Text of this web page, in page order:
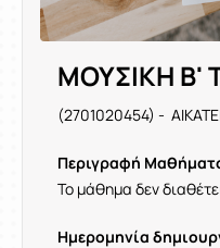
ΜΟΥΣΙΚΗ Β'
(2701020454) -
Περιγραφή
Το μάθημα δεν
Ημερομηνία